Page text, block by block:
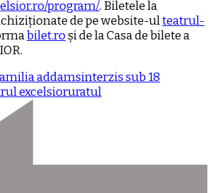
program/. Biletele la
de pe website-ulteatrul-
bilet.ro și de la Casa de bilete a
addamsinterzis sub 18
excelsioruratul